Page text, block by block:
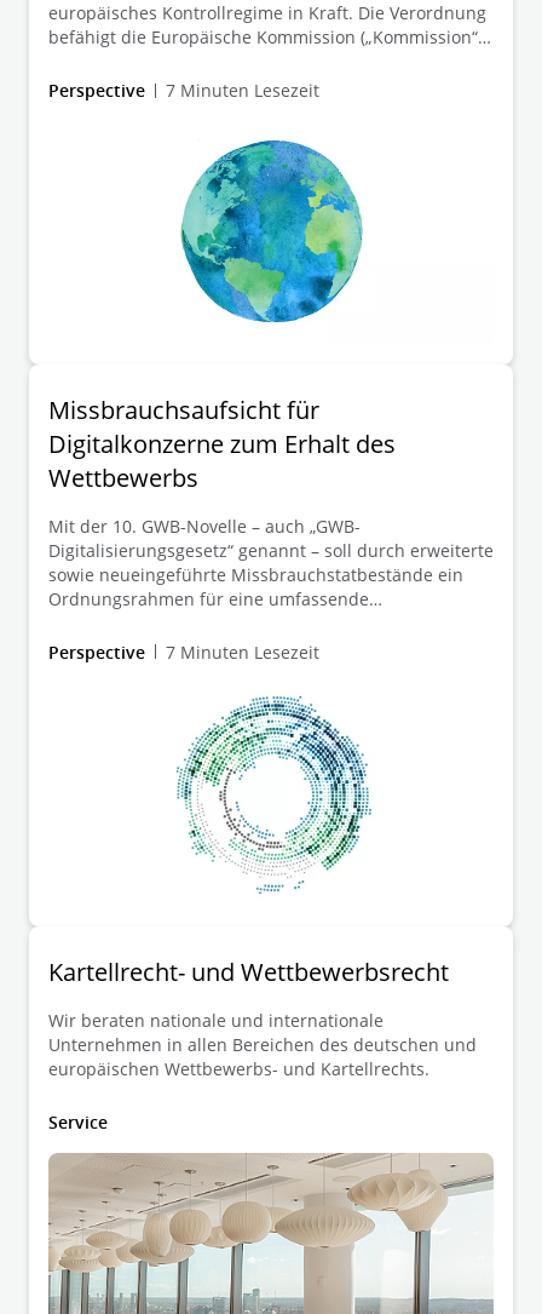
europäisches Kontrollregime in Kraft. Die Verordnung
befähigt die Europäische Kommission („Kommission“)
den Binnenmarkt verzerren.
Perspective 7 Minuten Lesezeit
Missbrauchsaufsicht für
Digitalkonzerne zum Erhalt des
Wettbewerbs
Mit der 10. GWB-Novelle – auch „GWB-
Digitalisierungsgesetz“ genannt – soll durch erweiterte
sowie neueingeführte Missbrauchstatbestände ein
Ordnungsrahmen für eine umfassende
geschaffen werden. Zudem werden die
Fusionskontrolle deutlich angehoben.
Perspective 7 Minuten Lesezeit
Kartellrecht- und Wettbewerbsrecht
Wir beraten nationale und internationale
Unternehmen in allen Bereichen des deutschen und
europäischen Wettbewerbs- und Kartellrechts.
Service